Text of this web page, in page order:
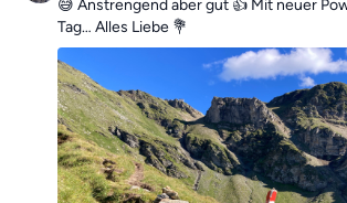
😅 Anstrengend aber gut 👍 Mit neuer
Tag… Alles Liebe 💐